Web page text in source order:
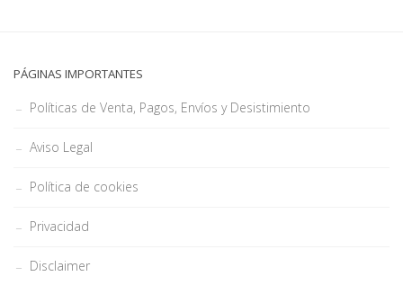
PÁGINAS IMPORTANTES
Políticas de Venta, Pagos, Envíos y Desistimiento
Aviso Legal
Política de cookies
Privacidad
Disclaimer